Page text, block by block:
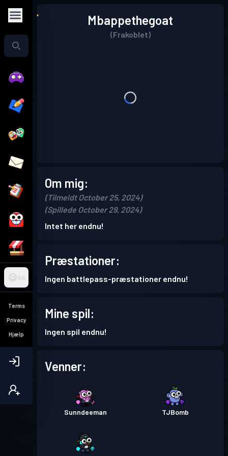
DA
Terms
Privacy
Hjælp
Mbappethegoat
(Frakoblet)
Om mig:
(Tilmeldt October 25, 2024)
(Spillede October 29, 2024)
Intet her endnu!
Præstationer:
Ingen battlepass-præstationer endnu!
Mine spil:
Ingen spil endnu!
Venner:
Sunndeeman TJBomb